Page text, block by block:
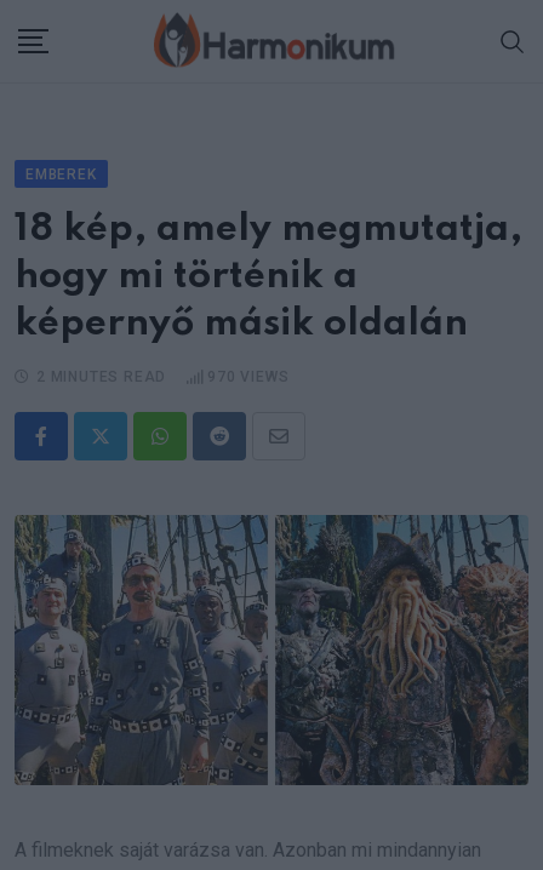
EMBEREK
18 kép, amely megmutatja,
hogy mi történik a
képernyő másik oldalán
WhatsappRedditShare
Email
A filmeknek saját varázsa van. Azonban mi mindannyian